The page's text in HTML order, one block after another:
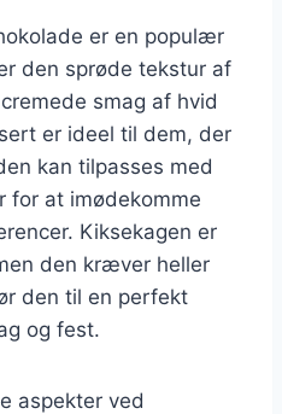
er en populær
den sprøde tekstur af
smag af hvid
er ideel til dem, der
kan tilpasses med
for at imødekomme
Kiksekagen er
den kræver heller
den til en perfekt
og fest.
aspekter ved